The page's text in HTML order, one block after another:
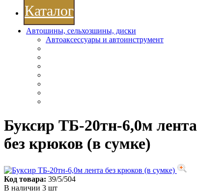
Каталог
Автошины, сельхозшины, диски
Автоаксессуары и автоинструмент
Буксир ТБ-20тн-6,0м лента
без крюков (в сумке)
Код товара: 39/5/504
В наличии 3 шт